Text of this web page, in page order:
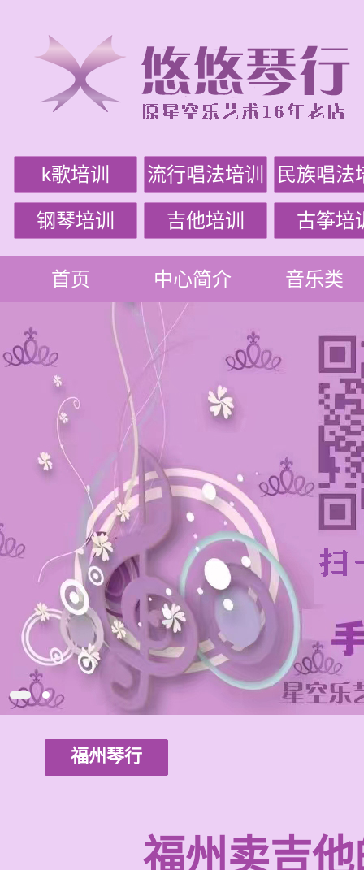
k歌培训 流行唱法培训 民族唱法
钢琴培训 吉他培训 古筝培
首页 中心简介 音乐类
福州琴行
福州卖吉